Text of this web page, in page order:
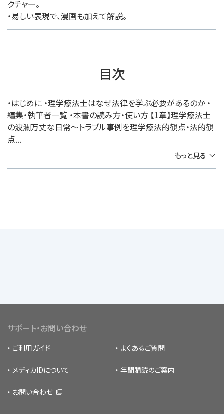
クチャー。
・易しい表現で、漫画も加えて解説。
目次
・はじめに ・理学療法士はなぜ法律を学ぶ必要があるのか ・
編集・執筆者一覧 ・本書の読み方・使い方 【1章】理学療法士
の波瀾万丈な日常〜トラブル事例を理学療法的観点・法的観
点...
もっと見る
サポート・お問い合わせ
ご利用ガイド よくあるご質問
メディカIDについて 年間購読のご案内
お問い合わせ